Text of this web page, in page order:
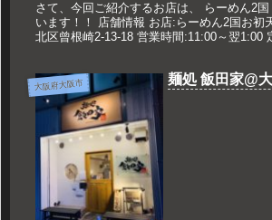
さて、今回ご紹介するお店は、 らーめん2
います！！ 店舗情報 お店:らーめん2国お初
北区曾根崎2-13-18 営業時間:11:00～翌1:00
大阪府大阪市 麺処 飯田家@